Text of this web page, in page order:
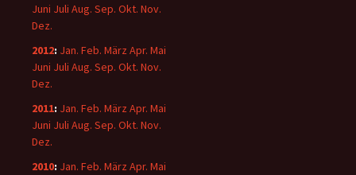
Juni Juli Aug. Sep. Okt. Nov.
Dez.
2012: Jan. Feb. März Apr. Mai
Juni Juli Aug. Sep. Okt. Nov.
Dez.
2011: Jan. Feb. März Apr. Mai
Juni Juli Aug. Sep. Okt. Nov.
Dez.
2010: Jan. Feb. März Apr. Mai